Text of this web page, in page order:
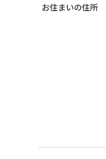
お住まいの住所